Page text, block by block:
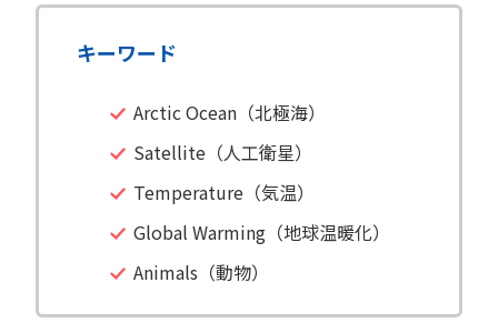
キーワード
Arctic Ocean（北極海）
Satellite（人工衛星）
Temperature（気温）
Global Warming（地球温暖化）
Animals（動物）